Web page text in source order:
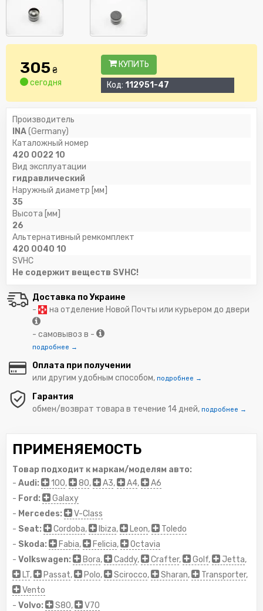
305₴
сегодня
КУПИТЬ
Код: 112951-47
Производитель
INA(Germany)
Каталожный номер
420 0022 10
Вид эксплуатации
гидравлический
Наружный диаметр [мм]
35
Высота [мм]
26
Альтернативный ремкомплект
420 0040 10
SVHC
Не содержит веществ SVHC!
Доставка по Украине
-
на отделение Новой Почты или курьером до двери
- самовывоз в -
подробнее →
Оплата при получении
или другим удобным способом, подробнее →
Гарантия
обмен/возврат товара в течение 14 дней, подробнее →
ПРИМЕНЯЕМОСТЬ
Товар подходит к маркам/моделям авто:
- Audi: 100, 80, A3, A4,
A6
- Ford:
Galaxy
- Mercedes:
V-Class
- Seat: Cordoba, Ibiza, Leon,
Toledo
- Skoda: Fabia, Felicia,
Octavia
- Volkswagen: Bora, Caddy, Crafter, Golf, Jetta,
LT, Passat, Polo, Scirocco, Sharan, Transporter,
Vento
- Volvo: S80,
V70